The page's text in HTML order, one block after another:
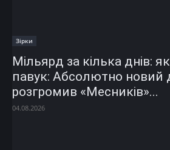
Зірки
Мільярд за кілька днів:
павук: Абсолютно новий
розгромив «Месників»...
04.08.2026